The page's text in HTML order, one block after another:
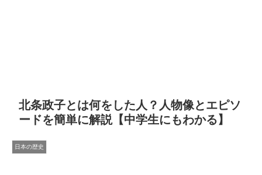
北条政子とは何をした人？人物像とエピソ
ードを簡単に解説【中学生にもわかる】
日本の歴史